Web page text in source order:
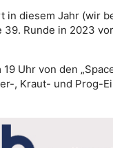
in diesem Jahr (wir
Runde in 2023
Uhr von den
, Kraut- und Prog-